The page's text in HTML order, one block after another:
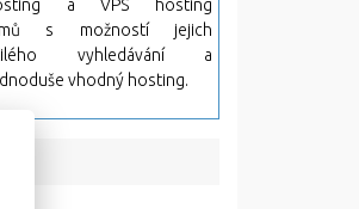
a VPS hosting
s možností jejich
vyhledávání a
vhodný hosting.